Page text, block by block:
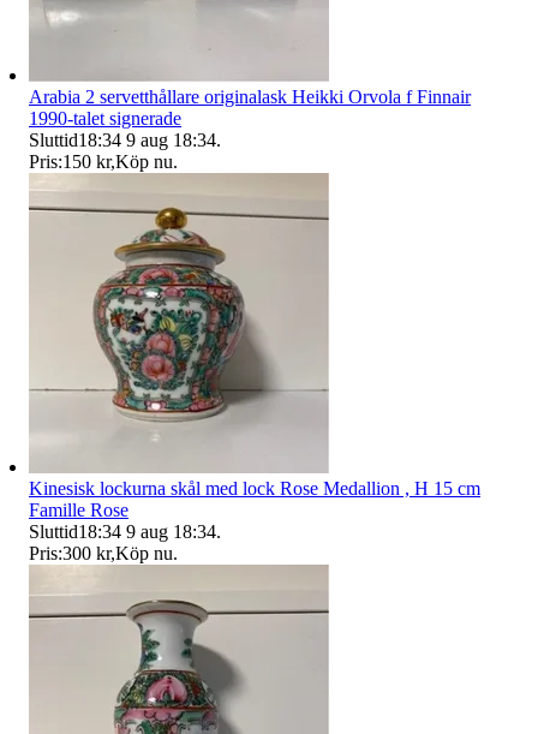
Arabia 2 servetthållare originalask Heikki Orvola f Finnair
1990-talet signerade
Sluttid18:34 9 aug 18:34.
Pris:150 kr,Köp nu.
Kinesisk lockurna skål med lock Rose Medallion , H 15 cm
Famille Rose
Sluttid18:34 9 aug 18:34.
Pris:300 kr,Köp nu.